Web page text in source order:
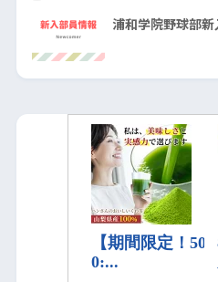
浦和学院野球部